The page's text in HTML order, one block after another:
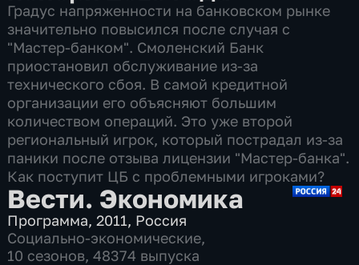
Градус напряженности на банковском рынке
значительно повысился после случая с
"Мастер-банком". Смоленский Банк
приостановил обслуживание из-за
технического сбоя. В самой кредитной
организации его объясняют большим
количеством операций. Это уже второй
региональный игрок, который пострадал из-за
паники после отзыва лицензии "Мастер-банка".
Как поступит ЦБ с проблемными игроками?
Вести. Экономика
Программа,2011, Россия
Социально-экономические,
10 сезонов, 48374 выпуска